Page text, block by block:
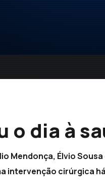
o dia à
Mendonça, Élvio
intervenção cirúrgica